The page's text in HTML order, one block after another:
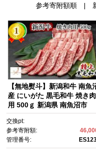
参考寄附額順|
【無地熨斗】新潟和牛 南魚
産 にいがた 黒毛和牛 焼き肉
用 500ｇ 新潟県 南魚沼市
交換pt:
参考寄附額:
管理番号: